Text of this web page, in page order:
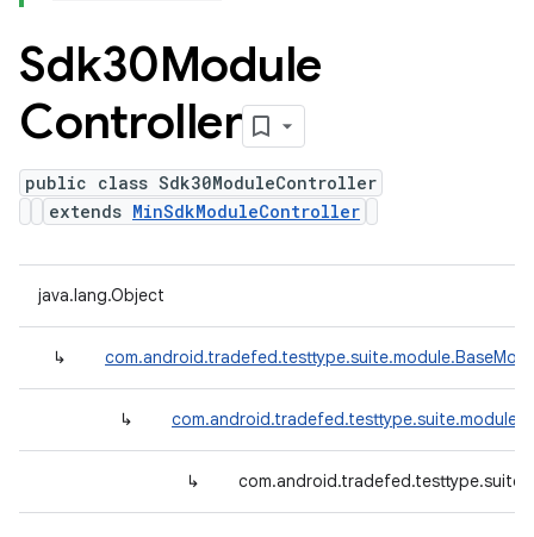
Sdk30Module
Controller
public class Sdk30ModuleController
extends MinSdkModuleController
java.lang.Object
↳
↳
↳